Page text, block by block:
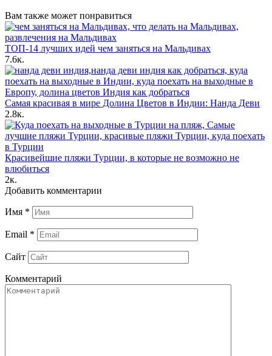
Вам также может понравиться
ТОП-14 лучших идей чем заняться на Мальдивах
7.6к.
Самая красивая в мире Долина Цветов в Индии: Нанда Деви
2.8к.
Красивейшие пляжи Турции, в которые не возможно не
влюбиться
2к.
Добавить комментарии
Имя *
Email *
Сайт
Комментарий